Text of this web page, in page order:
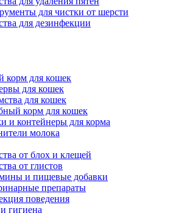
для чистки от шерсти
для дезинфекции
корм для кошек
для кошек
для кошек
корм для кошек
и контейнеры для корма
молока
от блох и клещей
от глистов
и пищевые добавки
препараты
поведения
гигиена